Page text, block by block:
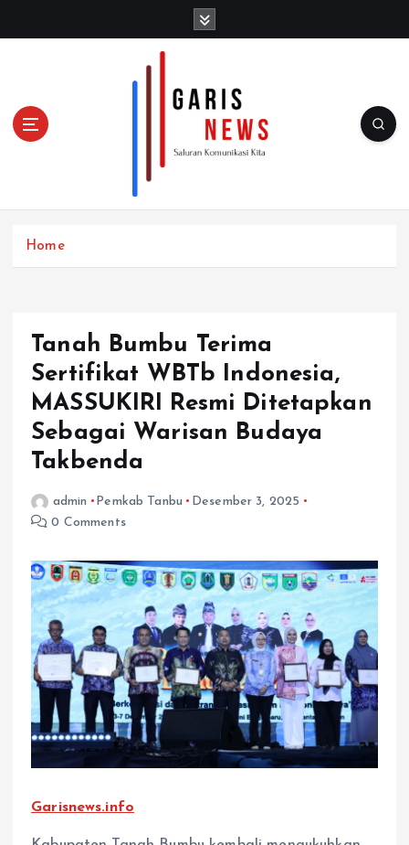
Home
Tanah Bumbu Terima
Sertifikat WBTb Indonesia,
MASSUKIRI Resmi Ditetapkan
Sebagai Warisan Budaya
Takbenda
admin Pemkab Tanbu
Desember 3, 2025
0 Comments
Garisnews.info